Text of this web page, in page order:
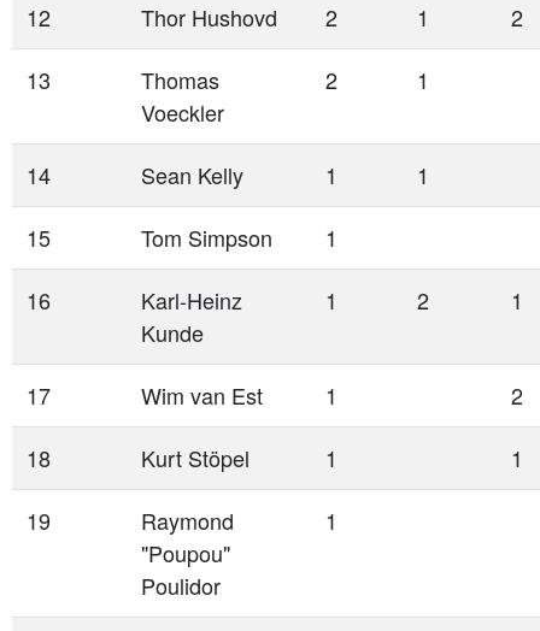
12 Thor Hushovd 2 1
2
13
Thomas
Voeckler
2 1
14 Sean Kelly 1
1
15
Tom Simpson
1
16
Karl-Heinz
Kunde
1 2 1
17 Wim van Est 1
2
18
Kurt Stöpel 1
1
19
Raymond
"Poupou"
Poulidor
1